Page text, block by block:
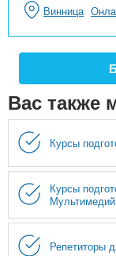
Винница
Вас также
Курсы
Курсы
Репетиторы